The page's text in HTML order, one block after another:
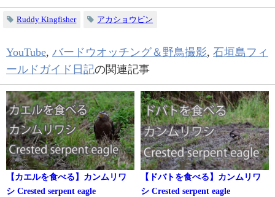
Ruddy Kingfisher アカショウビン
YouTube, バードウオッチング＆野鳥撮影, 石垣島フィ
ールドガイド日記の関連記事
【カエルを食べる】カンムリワ
シ Crested serpent eagle
【ドバトを食べる】カンムリワ
シ Crested serpent eagle